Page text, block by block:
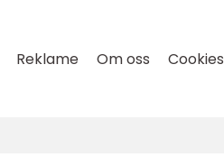
Reklame Om oss Cookies